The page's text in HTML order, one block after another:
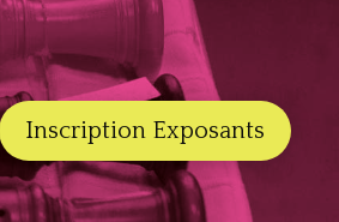
Inscription Exposants